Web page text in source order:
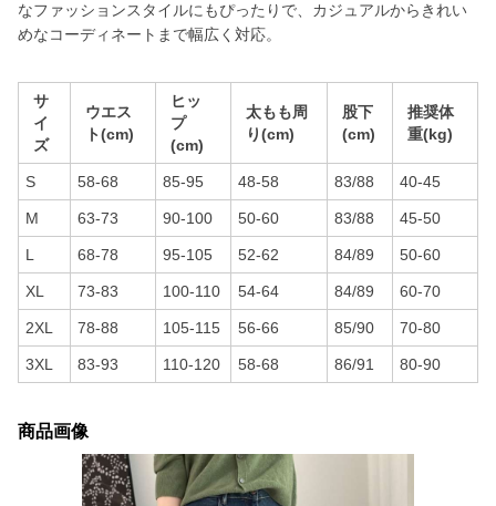
なファッションスタイルにもぴったりで、カジュアルからきれい
めなコーディネートまで幅広く対応。
サ
イ
ズ
ウエス
ト(cm)
ヒッ
プ
(cm)
太もも周
り(cm)
股下
(cm)
推奨体
重(kg)
S 58-68 85-95 48-58 83/88 40-45
M 63-73 90-100 50-60 83/88 45-50
L 68-78 95-105 52-62 84/89 50-60
XL 73-83 100-110 54-64 84/89 60-70
2XL 78-88 105-115 56-66 85/90 70-80
3XL 83-93 110-120 58-68 86/91 80-90
商品画像